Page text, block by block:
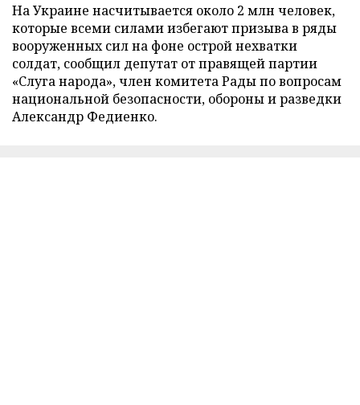
На Украине насчитывается около 2 млн человек,
которые всеми силами избегают призыва в ряды
вооруженных сил на фоне острой нехватки
солдат, сообщил депутат от правящей партии
«Слуга народа», член комитета Рады по вопросам
национальной безопасности, обороны и разведки
Александр Федиенко.